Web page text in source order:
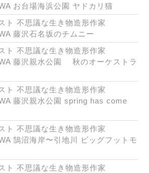
お台場海浜公園 ヤドカリ猫
ト 不思議な生き物造形作家
藤沢石名坂のチムニー
ト 不思議な生き物造形作家
藤沢親水公園 秋のオーケストラ
ト 不思議な生き物造形作家
藤沢親水公園 spring has come
ト 不思議な生き物造形作家
鵠沼海岸〜引地川 ビッグフットモ
ト 不思議な生き物造形作家